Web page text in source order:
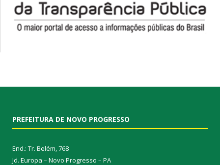
PREFEITURA DE NOVO PROGRESSO
End.: Tr. Belém, 768
Jd. Europa – Novo Progresso – PA